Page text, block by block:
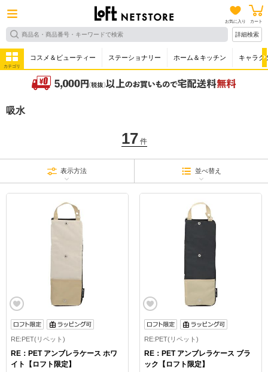
お気に入り カート
詳細検索
カテゴリ
コスメ＆ビューティー ステーショナリー ホーム＆キッチン キャラク
吸水
17 件
表示方法 並べ替え
RE:PET(リペット)
RE：PET アンブレラケース ホワ
イト【ロフト限定】
RE:PET(リペット)
RE：PET アンブレラケース ブラ
ック【ロフト限定】